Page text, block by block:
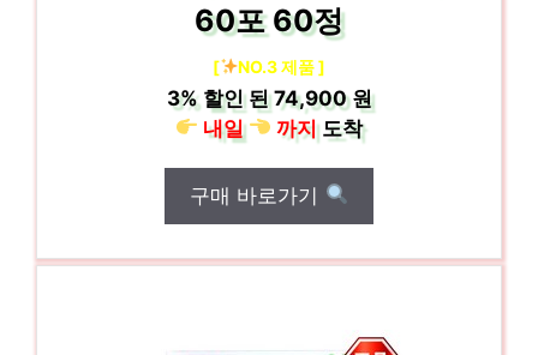
60포 60정
[ NO.3 제품 ]
3%할인 된74,900 원
내일
까지도착
구매 바로가기